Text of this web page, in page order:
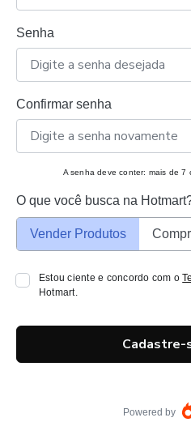
Senha
Confirmar senha
A senha deve conter: mais de 7
O que você busca na
Vender Produtos
Estou ciente e concordo com o
Hotmart.
Cadastre-
Powered by